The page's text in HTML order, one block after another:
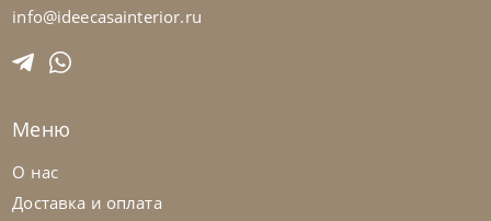
Кровать Bob Stripes H17
info@ideecasainterior.ru
Меню
О нас
Доставка и оплата